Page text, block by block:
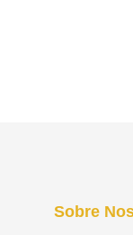
Sobre